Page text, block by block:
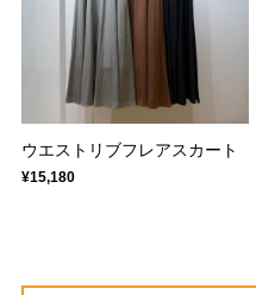
ウエストリブフレアスカート
¥15,180